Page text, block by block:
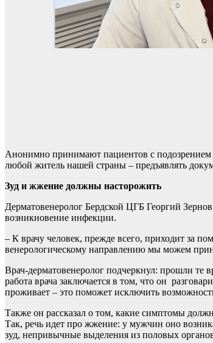
Анонимно принимают пациентов с
любой житель нашей страны – предъявлять
Зуд и жжение должны насторожить
Дерматовенеролог Бердской ЦГБ Георгий
возникновение инфекции.
– К врачу человек, прежде всего, приходит за
венерологическому направлению мы можем
Врач-дерматовенеролог подчеркнул: прошли те
работа врача заключается в том, что он
проживает – это поможет исключить
Также он рассказал о том, какие симптомы
Так, речь идет про жжение: у мужчин оно
зуд, непривычные выделения из половых